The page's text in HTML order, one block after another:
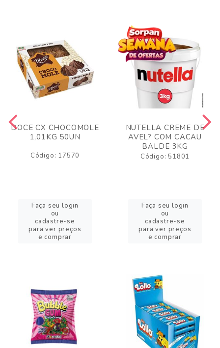
DOCE CX CHOCOMOLE
1,01KG 50UN
Código: 17570
Faça seu login
ou
cadastre-se
para ver preços
e comprar
NUTELLA CREME DE
AVEL? COM CACAU
BALDE 3KG
Código: 51801
Faça seu login
ou
cadastre-se
para ver preços
e comprar